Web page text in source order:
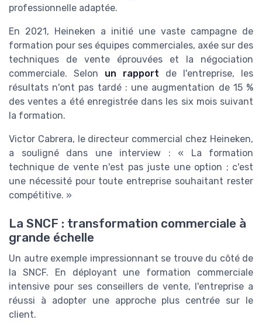
professionnelle adaptée.
En 2021, Heineken a initié une vaste campagne de
formation pour ses équipes commerciales, axée sur des
techniques de vente éprouvées et la négociation
commerciale. Selon un rapport de l'entreprise, les
résultats n'ont pas tardé : une augmentation de 15 %
des ventes a été enregistrée dans les six mois suivant
la formation.
Victor Cabrera, le directeur commercial chez Heineken,
a souligné dans une interview : « La formation
technique de vente n'est pas juste une option ; c'est
une nécessité pour toute entreprise souhaitant rester
compétitive. »
La SNCF : transformation commerciale à
grande échelle
Un autre exemple impressionnant se trouve du côté de
la SNCF. En déployant une formation commerciale
intensive pour ses conseillers de vente, l'entreprise a
réussi à adopter une approche plus centrée sur le
client.